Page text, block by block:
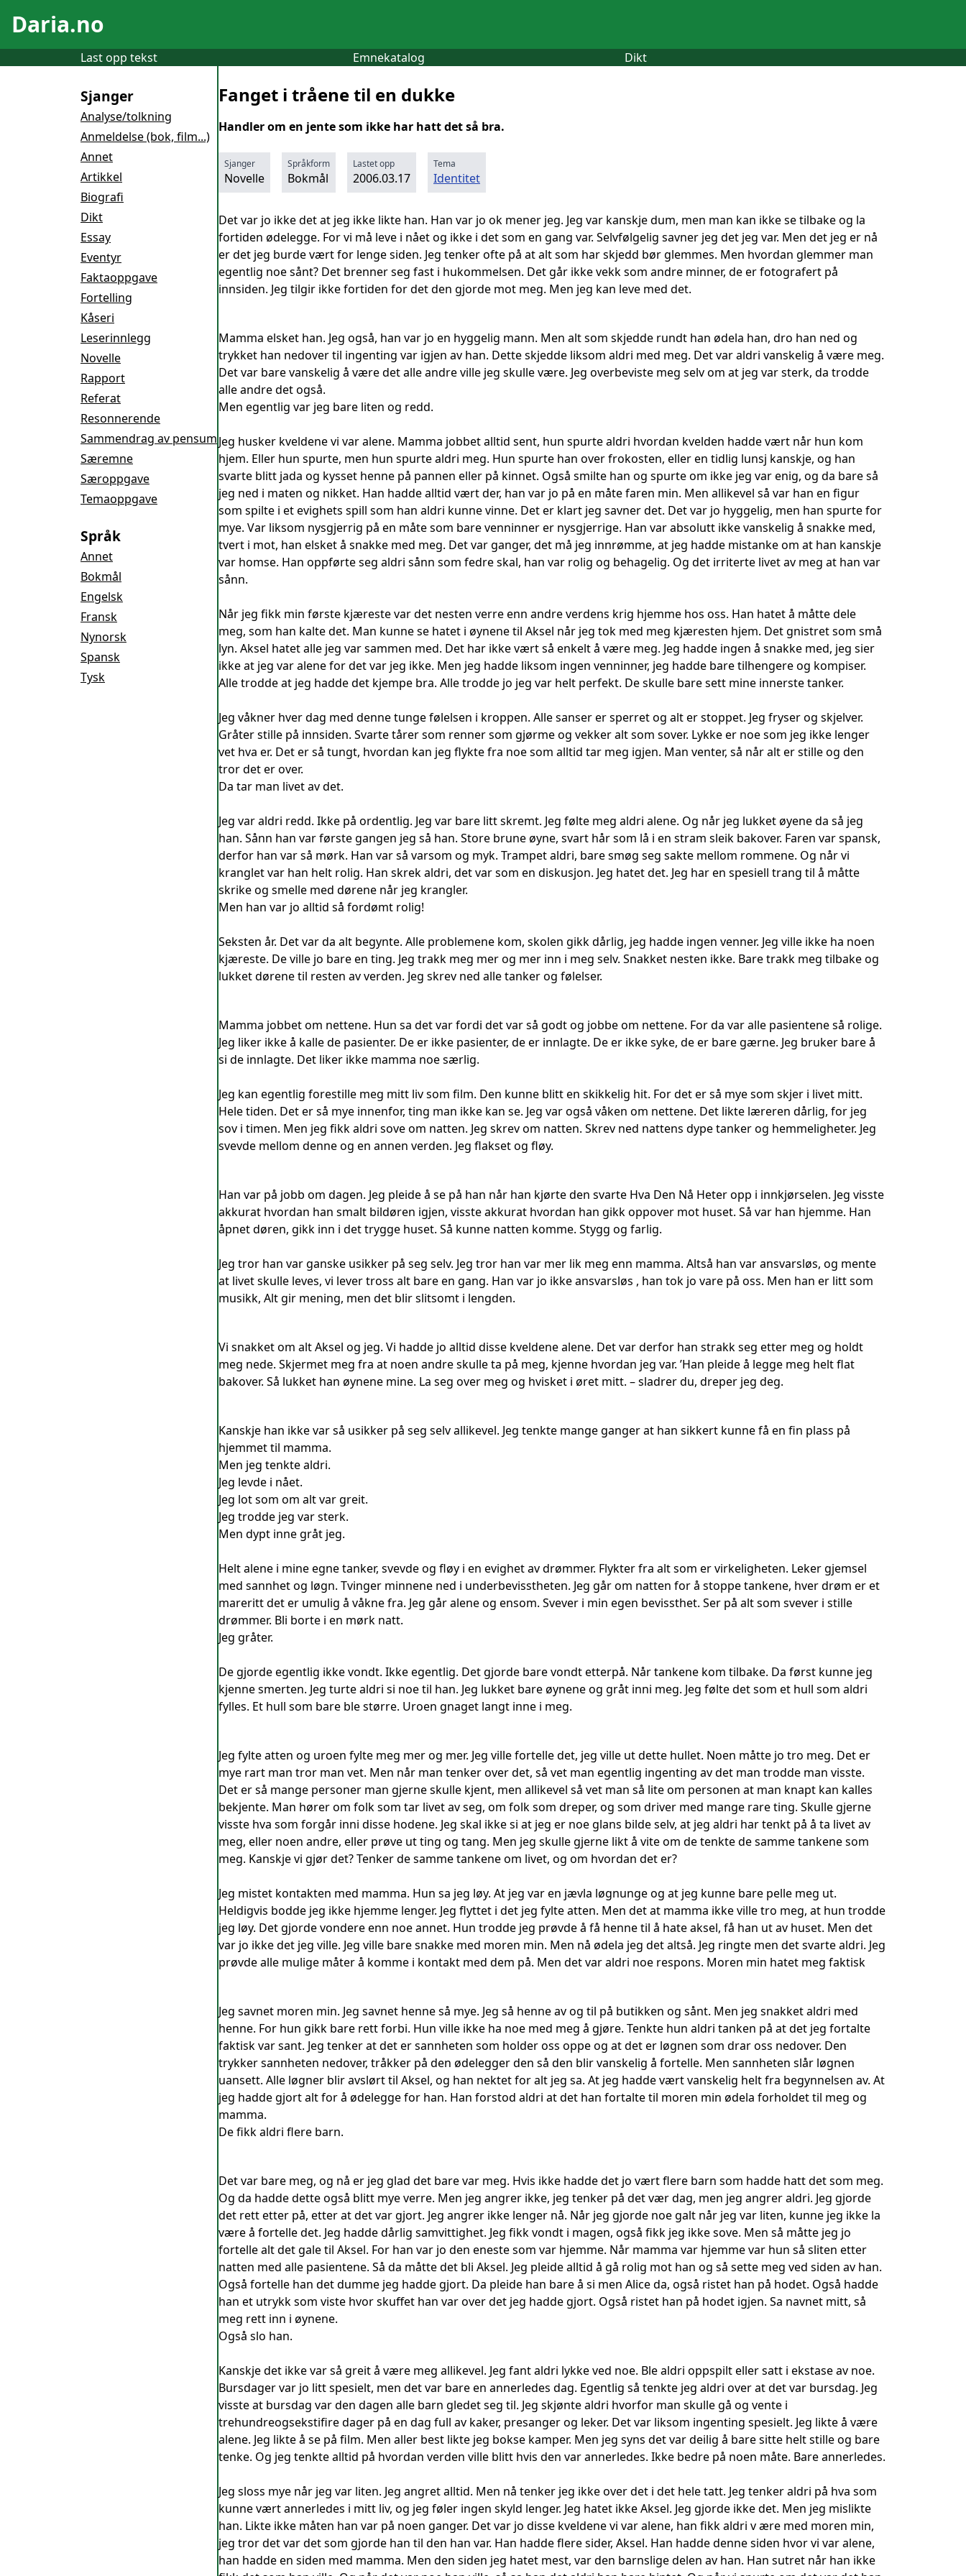
Daria.no
Last opp tekst Emnekatalog Dikt
Sjanger
Analyse/tolkning
Anmeldelse (bok, film...)
Annet
Artikkel
Biografi
Dikt
Essay
Eventyr
Faktaoppgave
Fortelling
Kåseri
Leserinnlegg
Novelle
Rapport
Referat
Resonnerende
Sammendrag av pensum
Særemne
Særoppgave
Temaoppgave
Språk
Annet
Bokmål
Engelsk
Fransk
Nynorsk
Spansk
Tysk
Fanget i tråene til en dukke
Handler om en jente som ikke har hatt det så bra.
Sjanger
Novelle
Språkform
Bokmål
Lastet opp
2006.03.17
Tema
Identitet
Det var jo ikke det at jeg ikke likte han. Han var jo ok mener jeg. Jeg var kanskje dum, men man kan ikke se tilbake og la
fortiden ødelegge. For vi må leve i nået og ikke i det som en gang var. Selvfølgelig savner jeg det jeg var. Men det jeg er nå
er det jeg burde vært for lenge siden. Jeg tenker ofte på at alt som har skjedd bør glemmes. Men hvordan glemmer man
egentlig noe sånt? Det brenner seg fast i hukommelsen. Det går ikke vekk som andre minner, de er fotografert på
innsiden. Jeg tilgir ikke fortiden for det den gjorde mot meg. Men jeg kan leve med det.
Mamma elsket han. Jeg også, han var jo en hyggelig mann. Men alt som skjedde rundt han ødela han, dro han ned og
trykket han nedover til ingenting var igjen av han. Dette skjedde liksom aldri med meg. Det var aldri vanskelig å være meg.
Det var bare vanskelig å være det alle andre ville jeg skulle være. Jeg overbeviste meg selv om at jeg var sterk, da trodde
alle andre det også.
Men egentlig var jeg bare liten og redd.
Jeg husker kveldene vi var alene. Mamma jobbet alltid sent, hun spurte aldri hvordan kvelden hadde vært når hun kom
hjem. Eller hun spurte, men hun spurte aldri meg. Hun spurte han over frokosten, eller en tidlig lunsj kanskje, og han
svarte blitt jada og kysset henne på pannen eller på kinnet. Også smilte han og spurte om ikke jeg var enig, og da bare så
jeg ned i maten og nikket. Han hadde alltid vært der, han var jo på en måte faren min. Men allikevel så var han en figur
som spilte i et evighets spill som han aldri kunne vinne. Det er klart jeg savner det. Det var jo hyggelig, men han spurte for
mye. Var liksom nysgjerrig på en måte som bare venninner er nysgjerrige. Han var absolutt ikke vanskelig å snakke med,
tvert i mot, han elsket å snakke med meg. Det var ganger, det må jeg innrømme, at jeg hadde mistanke om at han kanskje
var homse. Han oppførte seg aldri sånn som fedre skal, han var rolig og behagelig. Og det irriterte livet av meg at han var
sånn.
Når jeg fikk min første kjæreste var det nesten verre enn andre verdens krig hjemme hos oss. Han hatet å måtte dele
meg, som han kalte det. Man kunne se hatet i øynene til Aksel når jeg tok med meg kjæresten hjem. Det gnistret som små
lyn. Aksel hatet alle jeg var sammen med. Det har ikke vært så enkelt å være meg. Jeg hadde ingen å snakke med, jeg sier
ikke at jeg var alene for det var jeg ikke. Men jeg hadde liksom ingen venninner, jeg hadde bare tilhengere og kompiser.
Alle trodde at jeg hadde det kjempe bra. Alle trodde jo jeg var helt perfekt. De skulle bare sett mine innerste tanker.
Jeg våkner hver dag med denne tunge følelsen i kroppen. Alle sanser er sperret og alt er stoppet. Jeg fryser og skjelver.
Gråter stille på innsiden. Svarte tårer som renner som gjørme og vekker alt som sover. Lykke er noe som jeg ikke lenger
vet hva er. Det er så tungt, hvordan kan jeg flykte fra noe som alltid tar meg igjen. Man venter, så når alt er stille og den
tror det er over.
Da tar man livet av det.
Jeg var aldri redd. Ikke på ordentlig. Jeg var bare litt skremt. Jeg følte meg aldri alene. Og når jeg lukket øyene da så jeg
han. Sånn han var første gangen jeg så han. Store brune øyne, svart hår som lå i en stram sleik bakover. Faren var spansk,
derfor han var så mørk. Han var så varsom og myk. Trampet aldri, bare smøg seg sakte mellom rommene. Og når vi
kranglet var han helt rolig. Han skrek aldri, det var som en diskusjon. Jeg hatet det. Jeg har en spesiell trang til å måtte
skrike og smelle med dørene når jeg krangler.
Men han var jo alltid så fordømt rolig!
Seksten år. Det var da alt begynte. Alle problemene kom, skolen gikk dårlig, jeg hadde ingen venner. Jeg ville ikke ha noen
kjæreste. De ville jo bare en ting. Jeg trakk meg mer og mer inn i meg selv. Snakket nesten ikke. Bare trakk meg tilbake og
lukket dørene til resten av verden. Jeg skrev ned alle tanker og følelser.
Mamma jobbet om nettene. Hun sa det var fordi det var så godt og jobbe om nettene. For da var alle pasientene så rolige.
Jeg liker ikke å kalle de pasienter. De er ikke pasienter, de er innlagte. De er ikke syke, de er bare gærne. Jeg bruker bare å
si de innlagte. Det liker ikke mamma noe særlig.
Jeg kan egentlig forestille meg mitt liv som film. Den kunne blitt en skikkelig hit. For det er så mye som skjer i livet mitt.
Hele tiden. Det er så mye innenfor, ting man ikke kan se. Jeg var også våken om nettene. Det likte læreren dårlig, for jeg
sov i timen. Men jeg fikk aldri sove om natten. Jeg skrev om natten. Skrev ned nattens dype tanker og hemmeligheter. Jeg
svevde mellom denne og en annen verden. Jeg flakset og fløy.
Han var på jobb om dagen. Jeg pleide å se på han når han kjørte den svarte Hva Den Nå Heter opp i innkjørselen. Jeg visste
akkurat hvordan han smalt bildøren igjen, visste akkurat hvordan han gikk oppover mot huset. Så var han hjemme. Han
åpnet døren, gikk inn i det trygge huset. Så kunne natten komme. Stygg og farlig.
Jeg tror han var ganske usikker på seg selv. Jeg tror han var mer lik meg enn mamma. Altså han var ansvarsløs, og mente
at livet skulle leves, vi lever tross alt bare en gang. Han var jo ikke ansvarsløs , han tok jo vare på oss. Men han er litt som
musikk, Alt gir mening, men det blir slitsomt i lengden.
Vi snakket om alt Aksel og jeg. Vi hadde jo alltid disse kveldene alene. Det var derfor han strakk seg etter meg og holdt
meg nede. Skjermet meg fra at noen andre skulle ta på meg, kjenne hvordan jeg var. ’Han pleide å legge meg helt flat
bakover. Så lukket han øynene mine. La seg over meg og hvisket i øret mitt. – sladrer du, dreper jeg deg.
Kanskje han ikke var så usikker på seg selv allikevel. Jeg tenkte mange ganger at han sikkert kunne få en fin plass på
hjemmet til mamma.
Men jeg tenkte aldri.
Jeg levde i nået.
Jeg lot som om alt var greit.
Jeg trodde jeg var sterk.
Men dypt inne gråt jeg.
Helt alene i mine egne tanker, svevde og fløy i en evighet av drømmer. Flykter fra alt som er virkeligheten. Leker gjemsel
med sannhet og løgn. Tvinger minnene ned i underbevisstheten. Jeg går om natten for å stoppe tankene, hver drøm er et
mareritt det er umulig å våkne fra. Jeg går alene og ensom. Svever i min egen bevissthet. Ser på alt som svever i stille
drømmer. Bli borte i en mørk natt.
Jeg gråter.
De gjorde egentlig ikke vondt. Ikke egentlig. Det gjorde bare vondt etterpå. Når tankene kom tilbake. Da først kunne jeg
kjenne smerten. Jeg turte aldri si noe til han. Jeg lukket bare øynene og gråt inni meg. Jeg følte det som et hull som aldri
fylles. Et hull som bare ble større. Uroen gnaget langt inne i meg.
Jeg fylte atten og uroen fylte meg mer og mer. Jeg ville fortelle det, jeg ville ut dette hullet. Noen måtte jo tro meg. Det er
mye rart man tror man vet. Men når man tenker over det, så vet man egentlig ingenting av det man trodde man visste.
Det er så mange personer man gjerne skulle kjent, men allikevel så vet man så lite om personen at man knapt kan kalles
bekjente. Man hører om folk som tar livet av seg, om folk som dreper, og som driver med mange rare ting. Skulle gjerne
visste hva som forgår inni disse hodene. Jeg skal ikke si at jeg er noe glans bilde selv, at jeg aldri har tenkt på å ta livet av
meg, eller noen andre, eller prøve ut ting og tang. Men jeg skulle gjerne likt å vite om de tenkte de samme tankene som
meg. Kanskje vi gjør det? Tenker de samme tankene om livet, og om hvordan det er?
Jeg mistet kontakten med mamma. Hun sa jeg løy. At jeg var en jævla løgnunge og at jeg kunne bare pelle meg ut.
Heldigvis bodde jeg ikke hjemme lenger. Jeg flyttet i det jeg fylte atten. Men det at mamma ikke ville tro meg, at hun trodde
jeg løy. Det gjorde vondere enn noe annet. Hun trodde jeg prøvde å få henne til å hate aksel, få han ut av huset. Men det
var jo ikke det jeg ville. Jeg ville bare snakke med moren min. Men nå ødela jeg det altså. Jeg ringte men det svarte aldri. Jeg
prøvde alle mulige måter å komme i kontakt med dem på. Men det var aldri noe respons. Moren min hatet meg faktisk
Jeg savnet moren min. Jeg savnet henne så mye. Jeg så henne av og til på butikken og sånt. Men jeg snakket aldri med
henne. For hun gikk bare rett forbi. Hun ville ikke ha noe med meg å gjøre. Tenkte hun aldri tanken på at det jeg fortalte
faktisk var sant. Jeg tenker at det er sannheten som holder oss oppe og at det er løgnen som drar oss nedover. Den
trykker sannheten nedover, tråkker på den ødelegger den så den blir vanskelig å fortelle. Men sannheten slår løgnen
uansett. Alle løgner blir avslørt til Aksel, og han nektet for alt jeg sa. At jeg hadde vært vanskelig helt fra begynnelsen av. At
jeg hadde gjort alt for å ødelegge for han. Han forstod aldri at det han fortalte til moren min ødela forholdet til meg og
mamma.
De fikk aldri flere barn.
Det var bare meg, og nå er jeg glad det bare var meg. Hvis ikke hadde det jo vært flere barn som hadde hatt det som meg.
Og da hadde dette også blitt mye verre. Men jeg angrer ikke, jeg tenker på det vær dag, men jeg angrer aldri. Jeg gjorde
det rett etter på, etter at det var gjort. Jeg angrer ikke lenger nå. Når jeg gjorde noe galt når jeg var liten, kunne jeg ikke la
være å fortelle det. Jeg hadde dårlig samvittighet. Jeg fikk vondt i magen, også fikk jeg ikke sove. Men så måtte jeg jo
fortelle alt det gale til Aksel. For han var jo den eneste som var hjemme. Når mamma var hjemme var hun så sliten etter
natten med alle pasientene. Så da måtte det bli Aksel. Jeg pleide alltid å gå rolig mot han og så sette meg ved siden av han.
Også fortelle han det dumme jeg hadde gjort. Da pleide han bare å si men Alice da, også ristet han på hodet. Også hadde
han et utrykk som viste hvor skuffet han var over det jeg hadde gjort. Også ristet han på hodet igjen. Sa navnet mitt, så
meg rett inn i øynene.
Også slo han.
Kanskje det ikke var så greit å være meg allikevel. Jeg fant aldri lykke ved noe. Ble aldri oppspilt eller satt i ekstase av noe.
Bursdager var jo litt spesielt, men det var bare en annerledes dag. Egentlig så tenkte jeg aldri over at det var bursdag. Jeg
visste at bursdag var den dagen alle barn gledet seg til. Jeg skjønte aldri hvorfor man skulle gå og vente i
trehundreogsekstifire dager på en dag full av kaker, presanger og leker. Det var liksom ingenting spesielt. Jeg likte å være
alene. Jeg likte å se på film. Men aller best likte jeg bokse kamper. Men jeg syns det var deilig å bare sitte helt stille og bare
tenke. Og jeg tenkte alltid på hvordan verden ville blitt hvis den var annerledes. Ikke bedre på noen måte. Bare annerledes.
Jeg sloss mye når jeg var liten. Jeg angret alltid. Men nå tenker jeg ikke over det i det hele tatt. Jeg tenker aldri på hva som
kunne vært annerledes i mitt liv, og jeg føler ingen skyld lenger. Jeg hatet ikke Aksel. Jeg gjorde ikke det. Men jeg mislikte
han. Likte ikke måten han var på noen ganger. Det var jo disse kveldene vi var alene, han fikk aldri v ære med moren min,
jeg tror det var det som gjorde han til den han var. Han hadde flere sider, Aksel. Han hadde denne siden hvor vi var alene,
han hadde en siden med mamma. Men den siden jeg hatet mest, var den barnslige delen av han. Han sutret når han ikke